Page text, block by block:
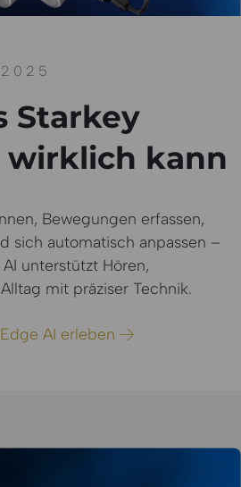
Starkey
wirklich kann
Bewegungen erfassen,
sich automatisch anpassen –
unterstützt Hören,
mit präziser Technik.
AI erleben